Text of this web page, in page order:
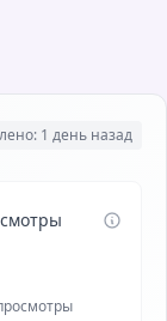
1 день назад